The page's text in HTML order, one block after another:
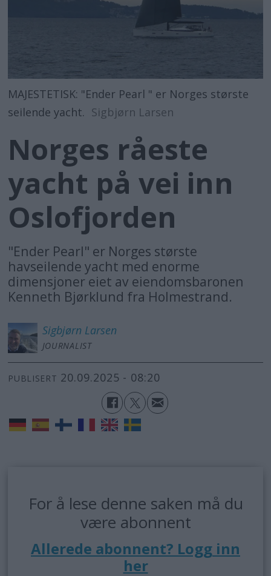
Logg inn
MAJESTETISK: "Ender Pearl " er Norges største
seilende yacht. Sigbjørn Larsen
Norges råeste
yacht på vei inn
Oslofjorden
"Ender Pearl" er Norges største
havseilende yacht med enorme
dimensjoner eiet av eiendomsbaronen
Kenneth Bjørklund fra Holmestrand.
Sigbjørn Larsen
JOURNALIST
PUBLISERT 20.09.2025 - 08:20
For å lese denne saken må du
være abonnent
Allerede abonnent? Logg inn
her